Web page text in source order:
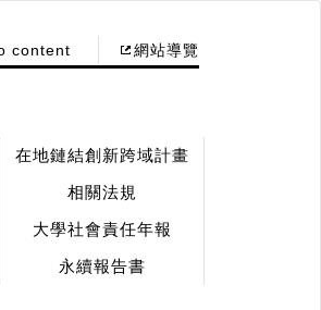
content 網站導覽
在地鏈結創新跨域計畫
相關法規
大學社會責任年報
永續報告書